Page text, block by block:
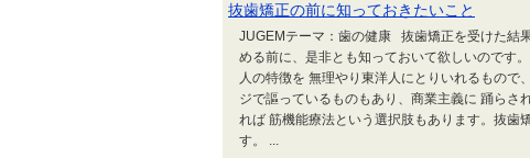
抜歯矯正の前に知っておきたいこと
JUGEMテーマ：歯の健康 抜歯矯正を受けた結
める前に、是非とも知っておいて欲しいのです
人の特徴を 無理やり東洋人にとりいれるもので
ジで謳っているものもあり、商業主義に 踊らさ
れば 筋機能療法という選択肢もあります。抜歯
す。 ...